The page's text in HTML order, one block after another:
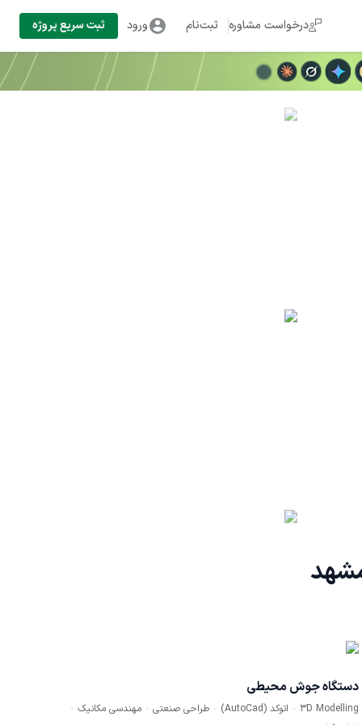
درخواست مشاوره ثبت‌نام ورود ثبت سریع پروژه
دستگاه جوش محیطی
3D Modelling اتوکد (AutoCad) طراحی صنعتی
مهندسی مکانیک